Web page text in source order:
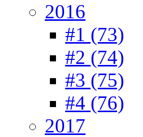
2016
#1 (73)
#2 (74)
#3 (75)
#4 (76)
2017